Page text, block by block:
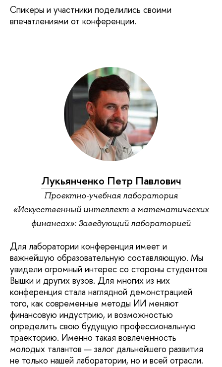
Спикеры и участники поделились своими
впечатлениями от конференции.
Лукьянченко Петр Павлович
Проектно-учебная лаборатория
«Искусственный интеллект в математических
финансах»: Заведующий лабораторией
Для лаборатории конференция имеет и
важнейшую образовательную составляющую. Мы
увидели огромный интерес со стороны студентов
Вышки и других вузов. Для многих из них
конференция стала наглядной демонстрацией
того, как современные методы ИИ меняют
финансовую индустрию, и возможностью
определить свою будущую профессиональную
траекторию. Именно такая вовлеченность
молодых талантов — залог дальнейшего развития
не только нашей лаборатории, но и всей отрасли.